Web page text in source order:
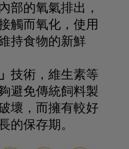
部的氧氣排出，
觸而氧化，使用
持食物的新鮮
技術，維生素等
避免傳統飼料製
壞，而擁有較好
的保存期。